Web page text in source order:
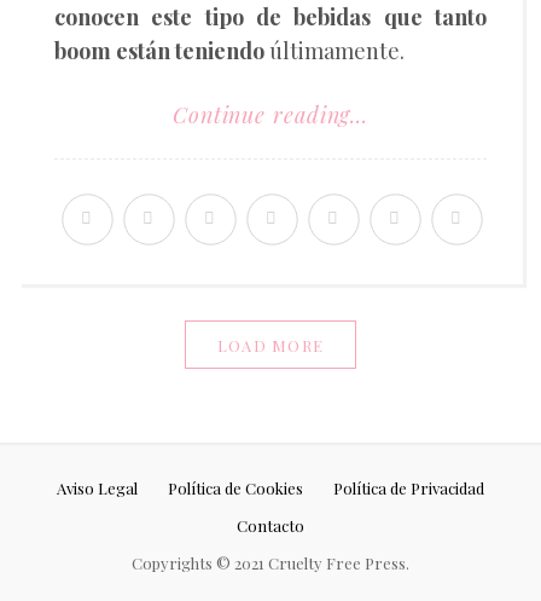
conocen este tipo de bebidas que tanto
boom están teniendoúltimamente.
Continue reading...
LOAD MORE
Aviso Legal Política de Cookies
Política de Privacidad
Contacto
Copyrights © 2021 Cruelty Free Press.